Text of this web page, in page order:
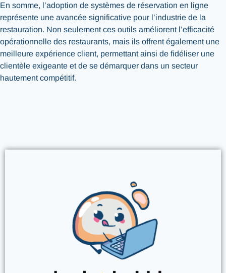
En somme, l’adoption de systèmes de réservation en ligne
représente une avancée significative pour l’industrie de la
restauration. Non seulement ces outils améliorent l’efficacité
opérationnelle des restaurants, mais ils offrent également une
meilleure expérience client, permettant ainsi de fidéliser une
clientèle exigeante et de se démarquer dans un secteur
hautement compétitif.